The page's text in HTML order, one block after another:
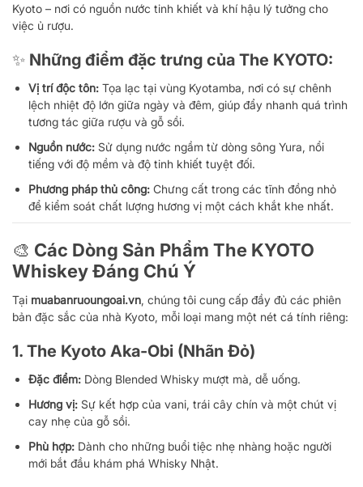
Kyoto – nơi có nguồn nước tinh khiết và khí hậu lý tưởng cho
việc ủ rượu.
✨ Những điểm đặc trưng của The KYOTO:
Vị trí độc tôn: Tọa lạc tại vùng Kyotamba, nơi có sự chênh
lệch nhiệt độ lớn giữa ngày và đêm, giúp đẩy nhanh quá trình
tương tác giữa rượu và gỗ sồi.
Nguồn nước: Sử dụng nước ngầm từ dòng sông Yura, nổi
tiếng với độ mềm và độ tinh khiết tuyệt đối.
Phương pháp thủ công: Chưng cất trong các tĩnh đồng nhỏ
để kiểm soát chất lượng hương vị một cách khắt khe nhất.
🎨 Các Dòng Sản Phẩm The KYOTO
Whiskey Đáng Chú Ý
Tại muabanruoungoai.vn, chúng tôi cung cấp đầy đủ các phiên
bản đặc sắc của nhà Kyoto, mỗi loại mang một nét cá tính riêng:
1. The Kyoto Aka-Obi (Nhãn Đỏ)
Đặc điểm: Dòng Blended Whisky mượt mà, dễ uống.
Hương vị: Sự kết hợp của vani, trái cây chín và một chút vị
cay nhẹ của gỗ sồi.
Phù hợp: Dành cho những buổi tiệc nhẹ nhàng hoặc người
mới bắt đầu khám phá Whisky Nhật.